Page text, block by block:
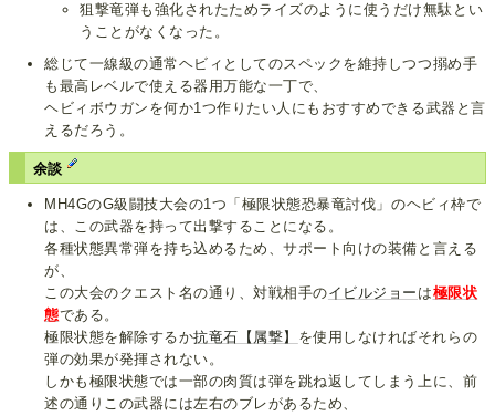
狙撃竜弾も強化されたためライズのように使うだけ無駄とい
うことがなくなった。
総じて一線級の通常ヘビィとしてのスペックを維持しつつ搦め手
も最高レベルで使える器用万能な一丁で、
ヘビィボウガンを何か1つ作りたい人にもおすすめできる武器と言
えるだろう。
余談
MH4GのG級闘技大会の1つ「極限状態恐暴竜討伐」のヘビィ枠で
は、この武器を持って出撃することになる。
各種状態異常弾を持ち込めるため、サポート向けの装備と言える
が、
この大会のクエスト名の通り、対戦相手のイビルジョー は極限状
態である。
極限状態を解除するか抗竜石【属撃】 を使用しなければそれらの
弾の効果が発揮されない。
しかも極限状態では一部の肉質は弾を跳ね返してしまう上に、前
述の通りこの武器には左右のブレがあるため、